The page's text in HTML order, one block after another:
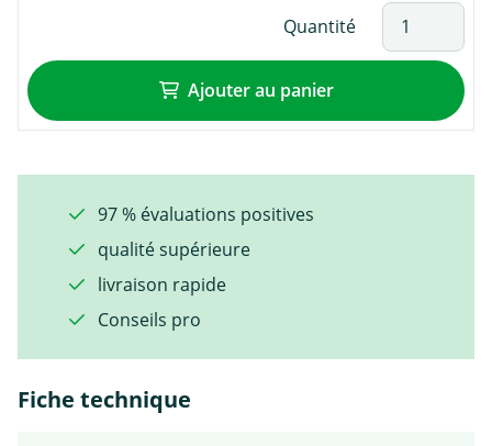
Quantité
Ajouter au panier
97 % évaluations positives
qualité supérieure
livraison rapide
Conseils pro
Fiche technique